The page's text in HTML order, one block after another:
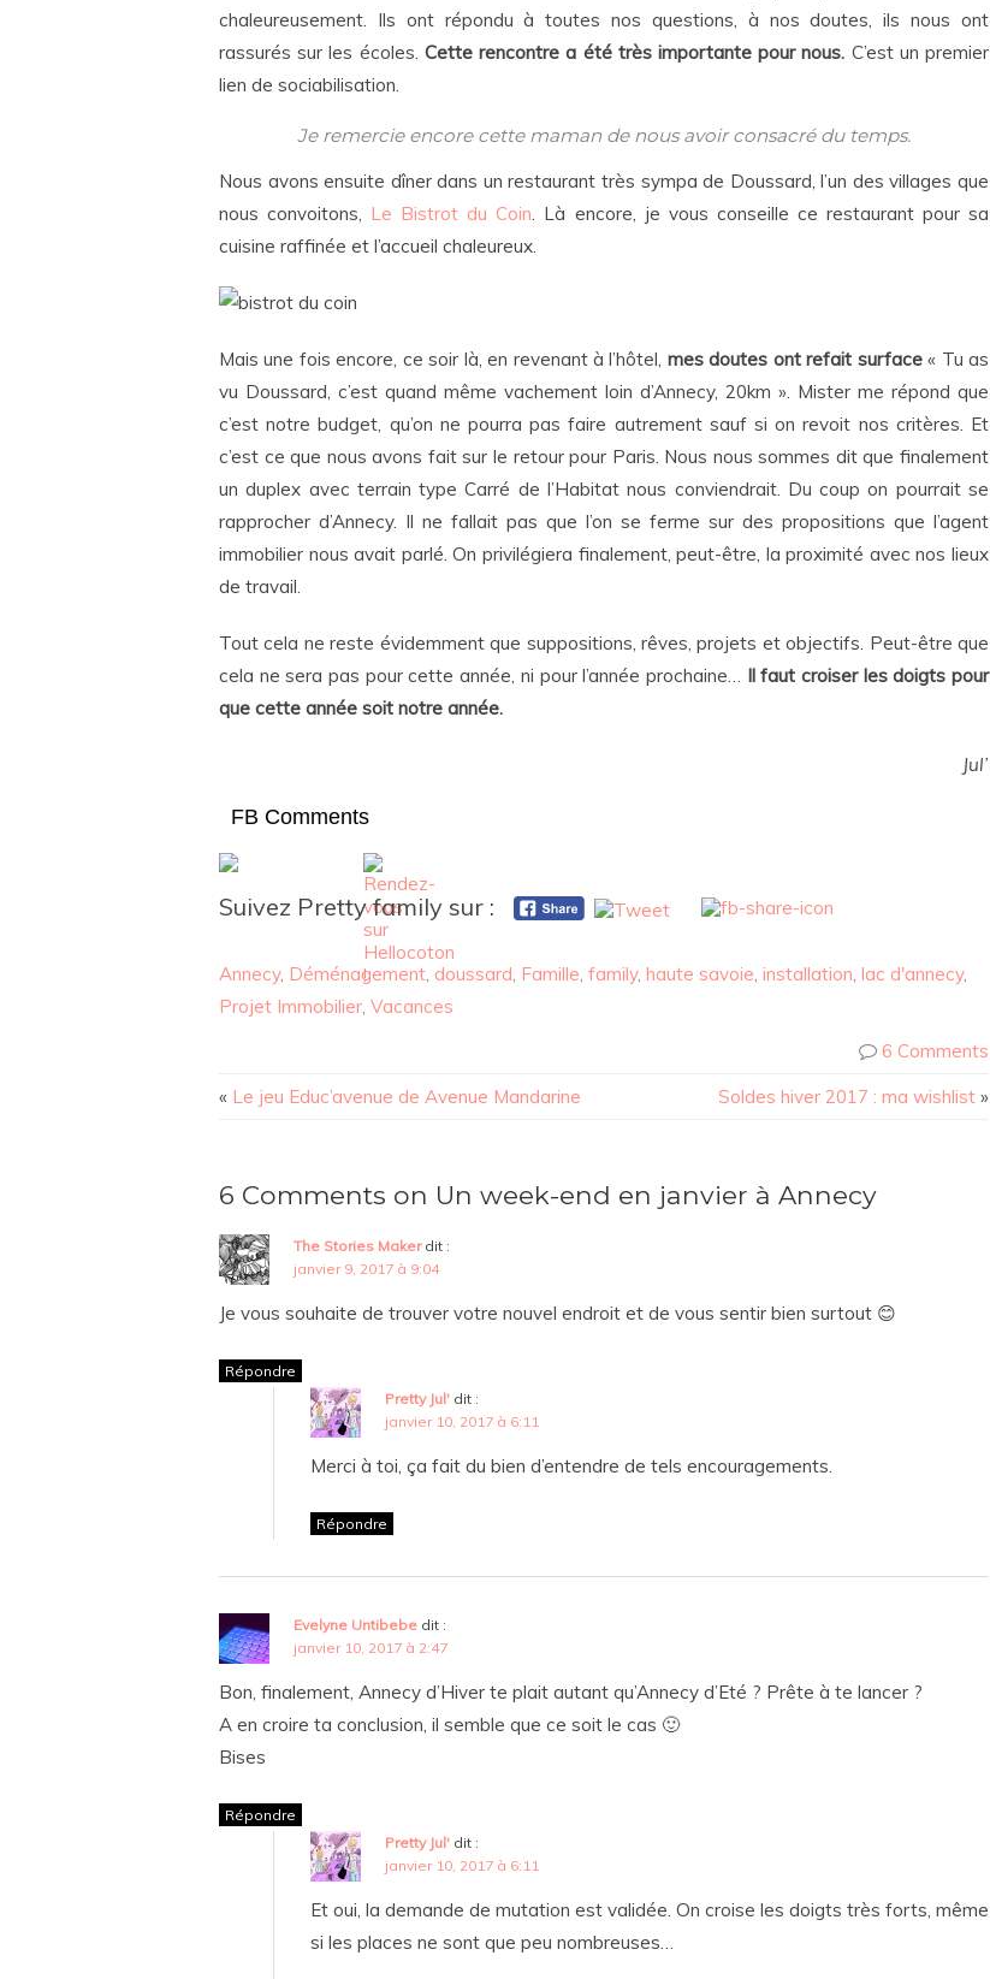
chaleureusement. Ils ont répondu à toutes nos questions, à nos doutes, ils nous ont
rassurés sur les écoles. Cette rencontre a été très importante pour nous. C’est un premier
lien de sociabilisation.
Je remercie encore cette maman de nous avoir consacré du temps.
Nous avons ensuite dîner dans un restaurant très sympa de Doussard, l’un des villages que
nous convoitons, Le Bistrot du Coin. Là encore, je vous conseille ce restaurant pour sa
cuisine raffinée et l’accueil chaleureux.
Mais une fois encore, ce soir là, en revenant à l’hôtel, mes doutes ont refait surface« Tu as
vu Doussard, c’est quand même vachement loin d’Annecy, 20km ». Mister me répond que
c’est notre budget, qu’on ne pourra pas faire autrement sauf si on revoit nos critères. Et
c’est ce que nous avons fait sur le retour pour Paris. Nous nous sommes dit que finalement
un duplex avec terrain type Carré de l’Habitat nous conviendrait. Du coup on pourrait se
rapprocher d’Annecy. Il ne fallait pas que l’on se ferme sur des propositions que l’agent
immobilier nous avait parlé. On privilégiera finalement, peut-être, la proximité avec nos lieux
de travail.
Tout cela ne reste évidemment que suppositions, rêves, projets et objectifs. Peut-être que
cela ne sera pas pour cette année, ni pour l’année prochaine… Il faut croiser les doigts pour
que cette année soit notre année.
Jul’
FB Comments
Suivez Pretty family sur :
Annecy, Déménagement, doussard, Famille, family, haute savoie, installation, lac d'annecy,
Projet Immobilier, Vacances
6 Comments
« Le jeu Educ’avenue de Avenue Mandarine Soldes hiver 2017 : ma wishlist »
6 Comments on Un week-end en janvier à Annecy
The Stories Maker dit :
janvier 9, 2017 à 9:04
Je vous souhaite de trouver votre nouvel endroit et de vous sentir bien surtout 😊
Répondre
Pretty Jul' dit :
janvier 10, 2017 à 6:11
Merci à toi, ça fait du bien d’entendre de tels encouragements.
Répondre
Evelyne Untibebe dit :
janvier 10, 2017 à 2:47
Bon, finalement, Annecy d’Hiver te plait autant qu’Annecy d’Eté ? Prête à te lancer ?
A en croire ta conclusion, il semble que ce soit le cas 🙂
Bises
Répondre
Pretty Jul' dit :
janvier 10, 2017 à 6:11
Et oui, la demande de mutation est validée. On croise les doigts très forts, même
si les places ne sont que peu nombreuses…